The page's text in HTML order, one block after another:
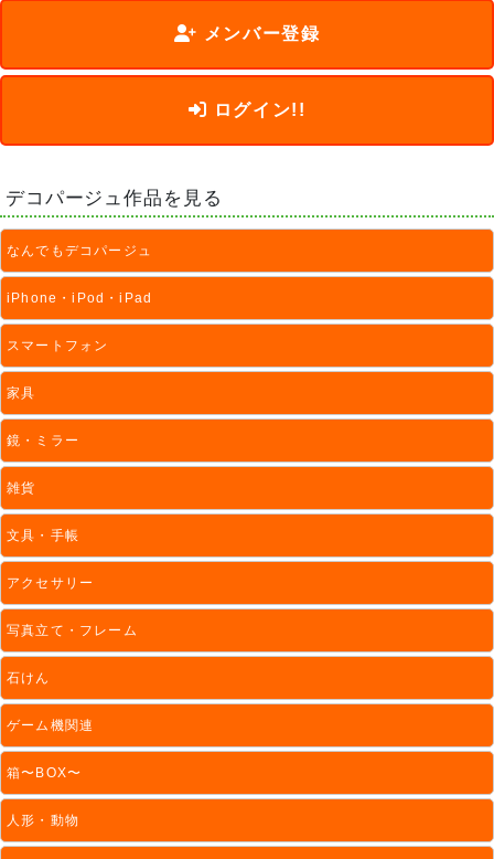
メンバー登録
ログイン!!
デコパージュ作品を見る
なんでもデコパージュ
iPhone・iPod・iPad
スマートフォン
家具
鏡・ミラー
雑貨
文具・手帳
アクセサリー
写真立て・フレーム
石けん
ゲーム機関連
箱〜BOX〜
人形・動物